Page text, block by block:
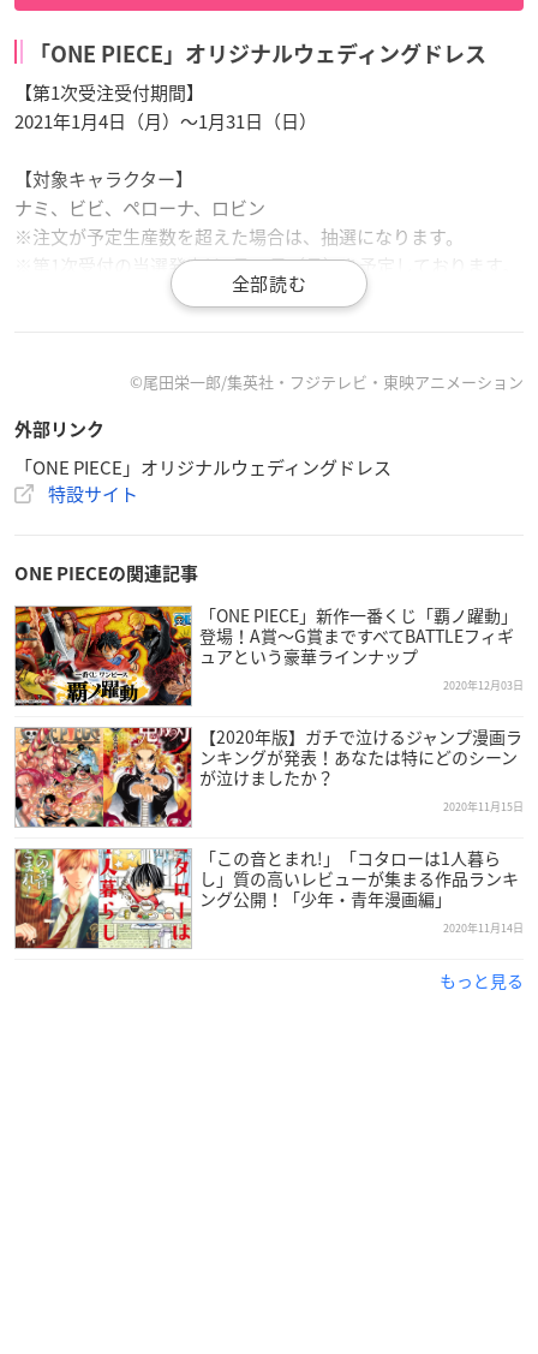
「ONE PIECE」オリジナルウェディングドレス
【第1次受注受付期間】
2021年1月4日（月）〜1月31日（日）
【対象キャラクター】
ナミ、ビビ、ペローナ、ロビン
※注文が予定生産数を超えた場合は、抽選になります。
※第1次受付の当選発表は2月15日（月）を予定しております。
※第2次受注受付期間・対象キャラクターについては未定です
・ナミ：¥328,000（税抜）
・ペローナ：¥328,000（税抜）
・ロビン：¥338,000（税抜）
開始します。
2. お好きなキャラクターをお選びください（おひとりさま1キ
ャラクターにつき1着までとなります。生産数量の上限に達し
た場合は抽選となりますのでご了承くださいませ）。
3. 抽選結果の発表は2021年2⽉15⽇(⽉)となります。
4. 事前にいただいたアドレス宛に事務局より連絡いたします
（商品内容、サイズ、ご⼊⾦情報等）。
5. 指定⼝座にご⼊⾦ください。
6. あなただけのウェディングドレスを制作いたします。
7. ご入金から約4ヶ⽉後にご指定の住所へお届けします。
※全国のウェディングドレスショップ、結婚式場、ホテルで
は、2020年1月から順次レンタルで取り扱いを行う予定となっ
ております。
©尾田栄一郎/集英社・フジテレビ・東映アニメーション
外部リンク
「ONE PIECE」オリジナルウェディングドレス
特設サイト
ONE PIECEの関連記事
「ONE PIECE」新作一番くじ「覇ノ躍動」
登場！A賞〜G賞まですべてBATTLEフィギ
ュアという豪華ラインナップ
2020年12月03日
【2020年版】ガチで泣けるジャンプ漫画ラ
ンキングが発表！あなたは特にどのシーン
が泣けましたか？
2020年11月15日
「この音とまれ!」「コタローは1人暮ら
し」質の高いレビューが集まる作品ランキ
ング公開！「少年・青年漫画編」
2020年11月14日
もっと見る